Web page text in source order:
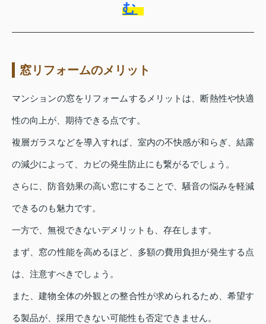
む
窓リフォームのメリット
マンションの窓をリフォームするメリットは、断熱性や快適
性の向上が、期待できる点です。
複層ガラスなどを導入すれば、室内の不快感が和らぎ、結露
の減少によって、カビの発生防止にも繋がるでしょう。
さらに、防音効果の高い窓にすることで、騒音の悩みを軽減
できるのも魅力です。
一方で、無視できないデメリットも、存在します。
まず、窓の性能を高めるほど、多額の費用負担が発生する点
は、注意すべきでしょう。
また、建物全体の外観との整合性が求められるため、希望す
る製品が、採用できない可能性も否定できません。